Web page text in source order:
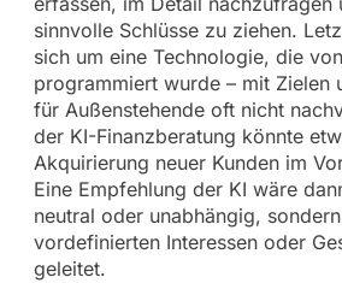
sinnvolle Schlüsse zu ziehen.
sich um eine Technologie, die
programmiert wurde – mit Zielen
für Außenstehende oft nicht
der KI-Finanzberatung könnte
Akquirierung neuer Kunden im
Eine Empfehlung der KI wäre
neutral oder unabhängig,
vordefinierten Interessen oder
geleitet.